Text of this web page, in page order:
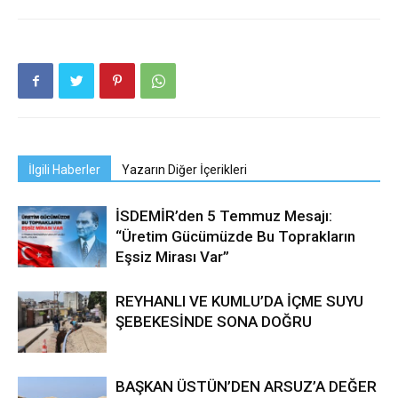
İlgili Haberler Yazarın Diğer İçerikleri
İSDEMİR’den 5 Temmuz Mesajı:
“Üretim Gücümüzde Bu Toprakların
Eşsiz Mirası Var”
REYHANLI VE KUMLU’DA İÇME SUYU
ŞEBEKESİNDE SONA DOĞRU
BAŞKAN ÜSTÜN’DEN ARSUZ’A DEĞER